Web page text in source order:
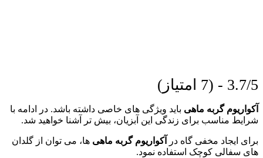
3.7/5 - (7 امتیاز)
آکواریوم گربه ماهی باید ویژگی های خاصی داشته باشد. در ادامه با
شرایط مناسب برای زندگی این آبزیان، بیش تر آشنا خواهید شد.
برای ایجاد مخفی گاه در آکواریوم گربه ماهی ها، می توان از گلدان
های سفالی کوچک استفاده نمود.